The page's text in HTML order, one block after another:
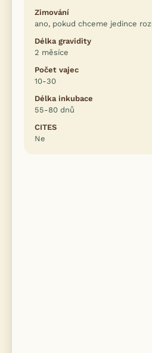
Zimování
ano, pokud chceme jedince
Délka gravidity
2 měsíce
Počet vajec
10-30
Délka inkubace
55-80 dnů
CITES
Ne